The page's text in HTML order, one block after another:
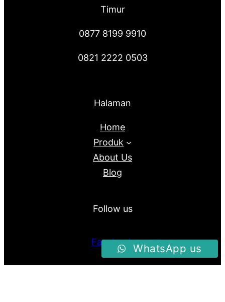
Timur
0877 8199 9910
0821 2222 0503
Halaman
Home
Produk
About Us
Blog
Follow us
Facebook
WhatsApp us